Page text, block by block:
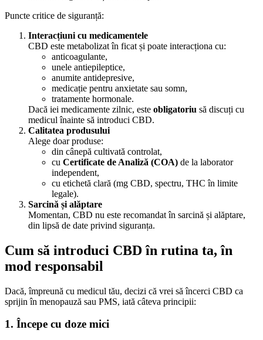
Puncte critice de siguranță:
Interacțiuni cu medicamentele
CBD este metabolizat în ficat și poate interacționa cu:
anticoagulante,
unele antiepileptice,
anumite antidepresive,
medicație pentru anxietate sau somn,
tratamente hormonale.
Dacă iei medicamente zilnic, este obligatoriu să discuți cu
medicul înainte să introduci CBD.
Calitatea produsului
Alege doar produse:
din cânepă cultivată controlat,
cu Certificate de Analiză (COA) de la laborator
independent,
cu etichetă clară (mg CBD, spectru, THC în limite
legale).
Sarcină și alăptare
Momentan, CBD nu este recomandat în sarcină și alăptare,
din lipsă de date privind siguranța.
Cum să introduci CBD în rutina ta, în
mod responsabil
Dacă, împreună cu medicul tău, decizi că vrei să încerci CBD ca
sprijin în menopauză sau PMS, iată câteva principii:
1. Începe cu doze mici